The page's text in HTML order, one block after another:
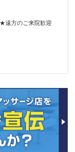
遠方のご来院歓迎